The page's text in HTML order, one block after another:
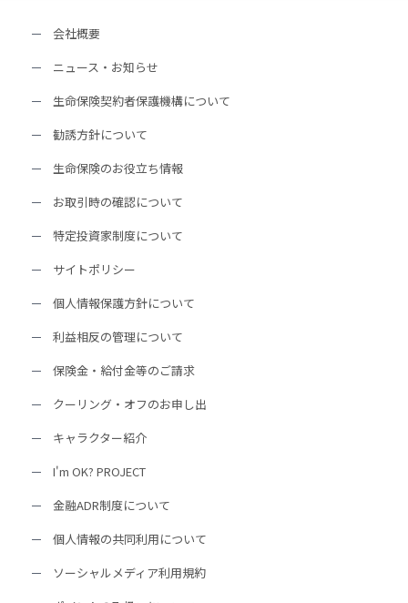
会社概要
ニュース・お知らせ
生命保険契約者保護機構について
勧誘方針について
生命保険のお役立ち情報
お取引時の確認について
特定投資家制度について
サイトポリシー
個人情報保護方針について
利益相反の管理について
保険金・給付金等のご請求
クーリング・オフのお申し出
キャラクター紹介
I'm OK? PROJECT
金融ADR制度について
個人情報の共同利用について
ソーシャルメディア利用規約